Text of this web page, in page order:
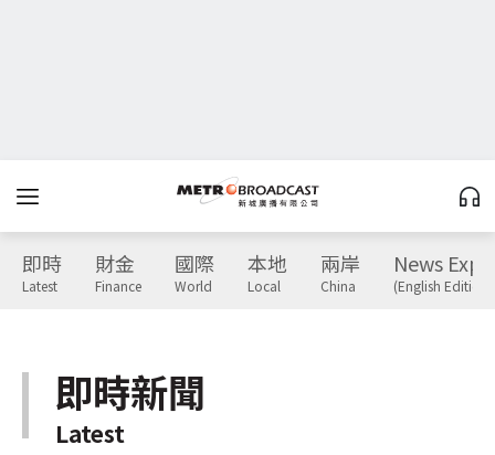
即時
Latest
財金
Finance
國際
World
本地
Local
兩岸
China
News
(English Edition)
即時新聞
Latest